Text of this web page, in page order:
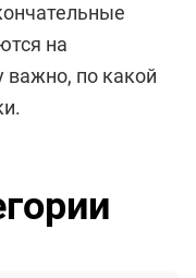
на
важно, по какой